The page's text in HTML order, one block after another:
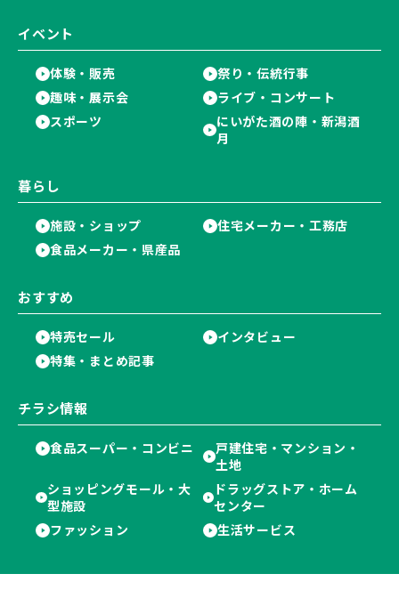
イベント
体験・販売
祭り・伝統行事
趣味・展示会
ライブ・コンサート
スポーツ
にいがた酒の陣・新潟酒
月
暮らし
施設・ショップ
住宅メーカー・工務店
食品メーカー・県産品
おすすめ
特売セール
インタビュー
特集・まとめ記事
チラシ情報
食品スーパー・コンビニ
戸建住宅・マンション・
土地
ショッピングモール・大
型施設
ドラッグストア・ホーム
センター
ファッション
生活サービス